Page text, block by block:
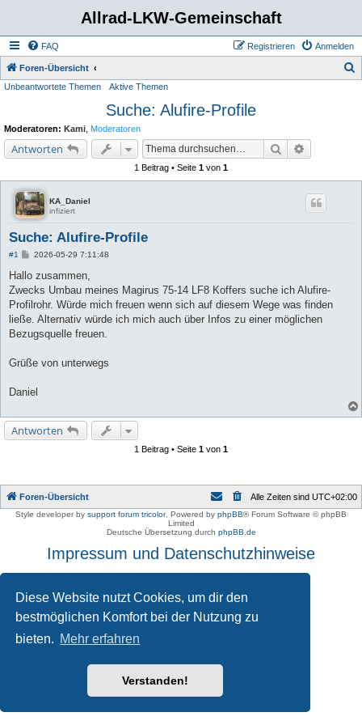
Diese Website nutzt Cookies, um dir den
bestmöglichen Komfort bei der Nutzung zu
bieten. Mehr erfahren
Verstanden!
Allrad-LKW-Gemeinschaft
FAQ Anmelden
Registrieren
Foren-Übersicht
Unbeantwortete Themen Aktive Themen
Suche: Alufire-Profile
Moderatoren: Kami Moderatoren
Antworten Suche
1 Beitrag • Seite 1 von 1
KA_Daniel
infiziert
Suche: Alufire-Profile
#1
B
i
r
a
2026-05-29 7:11:48
Hallo zusammen,
Zwecks Umbau meines Magirus 75-14 LF8 Koffers suche ich Alufire-
Profilrohr. Würde mich freuen wenn sich auf diesem Wege was finden
ließe. Alternativ würde ich mich auch über Infos zu einer möglichen
Bezugsquelle freuen.
Grüße von unterwegs
Daniel
Antworten
1 Beitrag • Seite 1 von 1
Foren-Übersicht Alle Zeiten sind UTC+02:00
Style developer by support forum tricolor, Powered by phpBB® Forum Software © phpBB
Limited
Deutsche Übersetzung durch phpBB.de
Impressum und Datenschutzhinweise